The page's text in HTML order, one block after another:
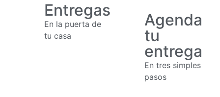
Entregas
En la puerta de
tu casa
Agenda
tu
entrega
En tres simples
pasos